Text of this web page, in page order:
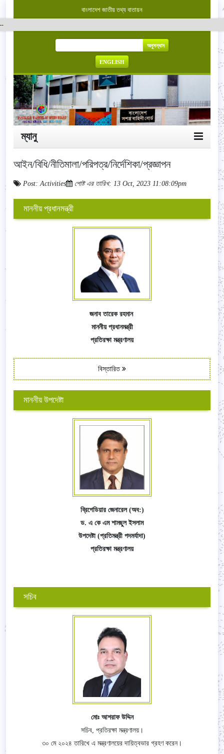
বাংলাদেশ জাতীয় তথ্য বাতায়ন
অনুসন্ধান
ENGLISH
ম্যানু
আইন/বিধি/নীতিমালা/পরিপত্র/নির্দেশিকা/প্রজ্ঞাপন
Post: Activities পোষ্ট এর তারিখ: 13 Oct, 2023 11:08:09pm
মাননীয় প্রধানমন্ত্রী
জনাব তারেক রহমান
মাননীয় প্রধানমন্ত্রী
প্রতিরক্ষা মন্ত্রণালয়
বিস্তারিত
মাননীয় উপদেষ্টা
ব্রিগেডিয়ার জেনারেল (অব:)
ড. এ কে এম শামছুল ইসলাম
উপদেষ্টা (প্রতিমন্ত্রী পদমর্যাদা)
প্রতিরক্ষা মন্ত্রণালয়
সচিব
মোঃ আশরাফ উদ্দিন
সচিব, প্রতিরক্ষা মন্ত্রণালয়।
৩০ মে ২০২৪ তারিখে এ মন্ত্রণালয়ের দায়িত্বভার গ্রহণ করেন।